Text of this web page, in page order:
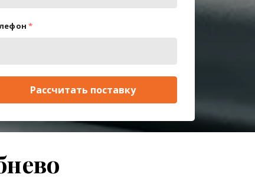
*
Рассчитать поставку